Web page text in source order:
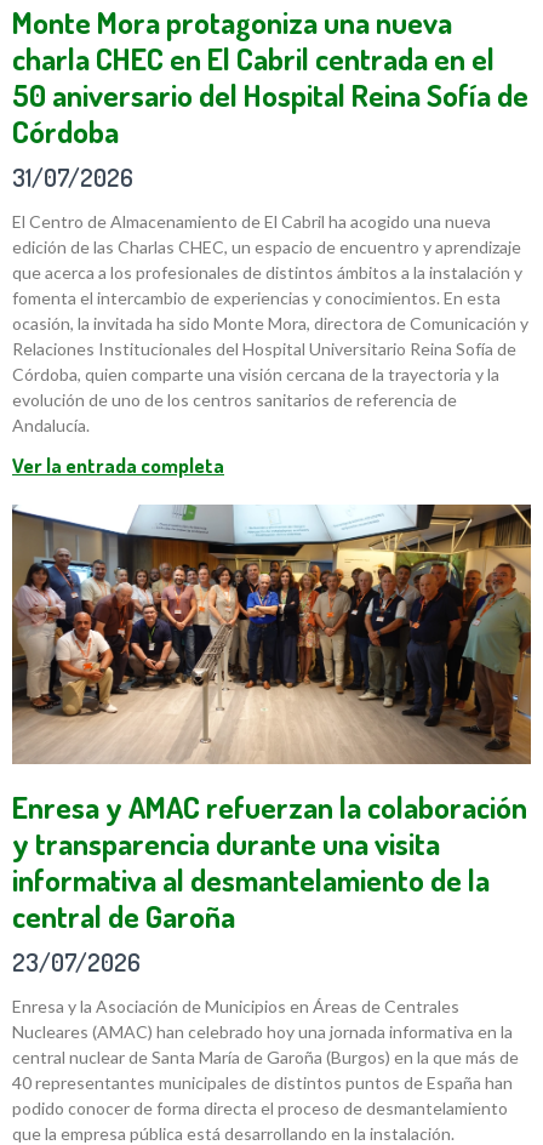
Monte Mora protagoniza una nueva
charla CHEC en El Cabril centrada en el
50 aniversario del Hospital Reina Sofía de
Córdoba
31/07/2026
El Centro de Almacenamiento de El Cabril ha acogido una nueva
edición de las Charlas CHEC, un espacio de encuentro y aprendizaje
que acerca a los profesionales de distintos ámbitos a la instalación y
fomenta el intercambio de experiencias y conocimientos. En esta
ocasión, la invitada ha sido Monte Mora, directora de Comunicación y
Relaciones Institucionales del Hospital Universitario Reina Sofía de
Córdoba, quien comparte una visión cercana de la trayectoria y la
evolución de uno de los centros sanitarios de referencia de
Andalucía.
Ver la entrada completa
Enresa y AMAC refuerzan la colaboración
y transparencia durante una visita
informativa al desmantelamiento de la
central de Garoña
23/07/2026
Enresa y la Asociación de Municipios en Áreas de Centrales
Nucleares (AMAC) han celebrado hoy una jornada informativa en la
central nuclear de Santa María de Garoña (Burgos) en la que más de
40 representantes municipales de distintos puntos de España han
podido conocer de forma directa el proceso de desmantelamiento
que la empresa pública está desarrollando en la instalación.